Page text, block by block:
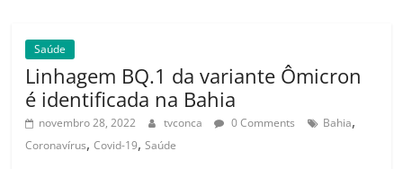
Saúde
Linhagem BQ.1 da variante Ômicron
é identificada na Bahia
novembro 28, 2022 tvconca 0 Comments Bahia,
Coronavírus,Covid-19,Saúde